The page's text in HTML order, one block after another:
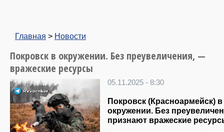
Главная > Новости
Покровск в окружении. Без преувеличения, —
вражеские ресурсы
05.11.2025 - 8:30
Покровск (Красноармейск) в
окружении. Без
признают вражеские